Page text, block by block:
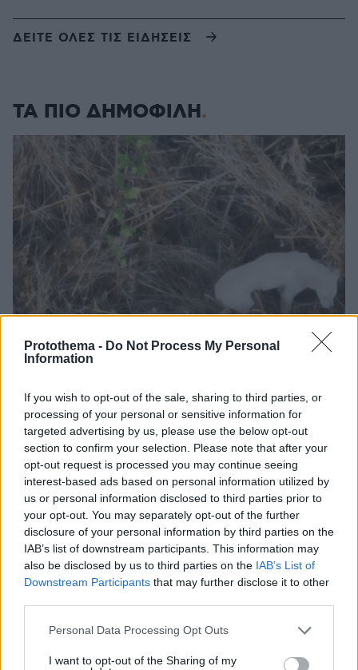
Protothema - Do Not Process My Personal
Information
If you wish to opt-out of the sale, sharing to third parties, or
processing of your personal or sensitive information for
targeted advertising by us, please use the below opt-out
section to confirm your selection. Please note that after your
opt-out request is processed you may continue seeing
interest-based ads based on personal information utilized by
us or personal information disclosed to third parties prior to
your opt-out. You may separately opt-out of the further
disclosure of your personal information by third parties on the
IAB’s list of downstream participants. This information may
also be disclosed by us to third parties on the IAB’s List of
Downstream Participants that may further disclose it to other
Please note that this website/app uses one or more Google
not limited to your visit or usage behaviour. You may click to
Personal Data Processing Opt Outs
I want to opt-out of the Sharing of my
ΔΕΙΤΕ ΟΛΕΣ ΤΙΣ ΕΙΔΗΣΕΙΣ
ΤΑ ΠΙΟ ΔΗΜΟΦΙΛΗ
Πέθανε το άσπρο κουτάβι που συμβίωνε με αγέλη
λύκων στην Κεντρική Μακεδονία: Καλό ταξίδι
μικρέ, δείτε βίντεο
06.08.2026, 16:39